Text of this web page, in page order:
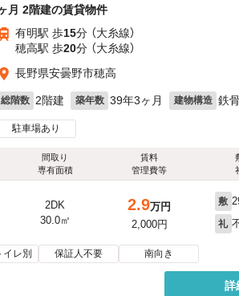
月 2階建の賃貸物件
有明駅 歩15分 （大糸線）
穂高駅 歩20分 （大糸線）
長野県安曇野市穂高
総階数 2階建 築年数 39年3ヶ月 建物構造 鉄
駐車場あり
間取り
専有面積
賃料
管理費等
2DK
30.0㎡
2.9万円
2,000円
敷
礼
イレ別 保証人不要 南向き
詳